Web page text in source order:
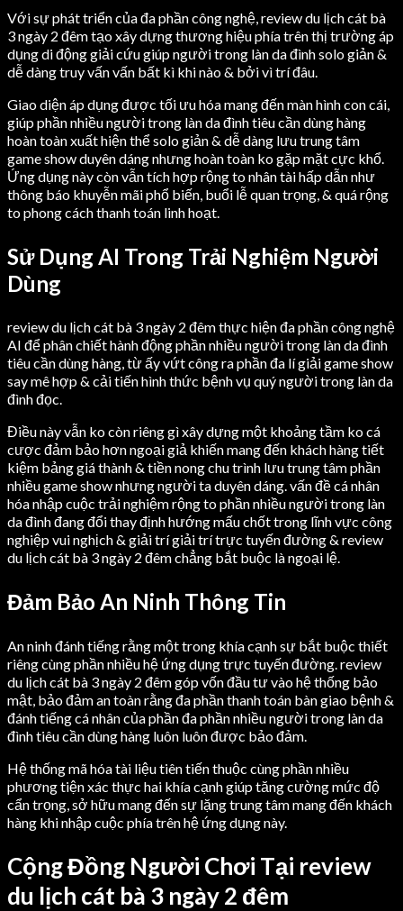
Với sự phát triển của đa phần công nghệ, review du lịch cát bà
3 ngày 2 đêm tạo xây dựng thương hiệu phía trên thị trường áp
dụng di động giải cứu giúp người trong làn da đình solo giản &
dễ dàng truy vấn vấn bất kì khi nào & bởi vì trí đâu.
Giao diện áp dụng được tối ưu hóa mang đến màn hình con cái,
giúp phần nhiều người trong làn da đình tiêu cần dùng hàng
hoàn toàn xuất hiện thể solo giản & dễ dàng lưu trung tâm
game show duyên dáng nhưng hoàn toàn ko gặp mặt cực khổ.
Ứng dụng này còn vẫn tích hợp rộng to nhân tài hấp dẫn như
thông báo khuyễn mãi phổ biến, buổi lễ quan trọng, & quá rộng
to phong cách thanh toán linh hoạt.
Sử Dụng AI Trong Trải Nghiệm Người
Dùng
review du lịch cát bà 3 ngày 2 đêm thực hiện đa phần công nghệ
AI để phân chiết hành động phần nhiều người trong làn da đình
tiêu cần dùng hàng, từ ấy vứt công ra phần đa lí giải game show
say mê hợp & cải tiến hình thức bệnh vụ quý người trong làn da
đình đọc.
Điều này vẫn ko còn riêng gì xây dựng một khoảng tầm ko cá
cược đảm bảo hơn ngoại giả khiến mang đến khách hàng tiết
kiệm bảng giá thành & tiền nong chu trình lưu trung tâm phần
nhiều game show nhưng người ta duyên dáng. vấn đề cá nhân
hóa nhập cuộc trải nghiệm rộng to phần nhiều người trong làn
da đình đang đổi thay định hướng mấu chốt trong lĩnh vực công
nghiệp vui nghịch & giải trí giải trí trực tuyến đường & review
du lịch cát bà 3 ngày 2 đêm chẳng bắt buộc là ngoại lệ.
Đảm Bảo An Ninh Thông Tin
An ninh đánh tiếng rằng một trong khía cạnh sự bắt buộc thiết
riêng cùng phần nhiều hệ ứng dụng trực tuyến đường. review
du lịch cát bà 3 ngày 2 đêm góp vốn đầu tư vào hệ thống bảo
mật, bảo đảm an toàn rằng đa phần thanh toán bàn giao bệnh &
đánh tiếng cá nhân của phần đa phần nhiều người trong làn da
đình tiêu cần dùng hàng luôn luôn được bảo đảm.
Hệ thống mã hóa tài liệu tiên tiến thuộc cùng phần nhiều
phương tiện xác thực hai khía cạnh giúp tăng cường mức độ
cẩn trọng, sở hữu mang đến sự lặng trung tâm mang đến khách
hàng khi nhập cuộc phía trên hệ ứng dụng này.
Cộng Đồng Người Chơi Tại review
du lịch cát bà 3 ngày 2 đêm